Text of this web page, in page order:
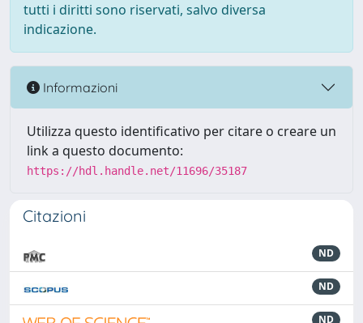
tutti i diritti sono riservati, salvo diversa
indicazione.
Informazioni
Utilizza questo identificativo per citare o creare un
link a questo documento:
https://hdl.handle.net/11696/35187
Citazioni
ND
ND
ND